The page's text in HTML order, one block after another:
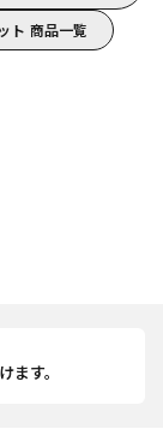
ト 商品一覧
す。